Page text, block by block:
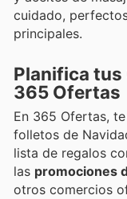
cuidado,
principales.
Planifica tus
365 Ofertas
En 365 Ofertas,
folletos de
lista de regalos
las promociones
otros comercios